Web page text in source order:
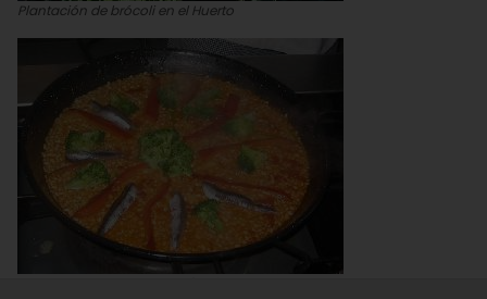
Plantación de brócoli en el Huerto